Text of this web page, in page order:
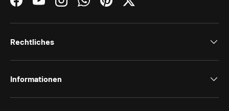
FacebookYouTubeInstagramWhatsAppPinterestTwitter
Rechtliches
Informationen